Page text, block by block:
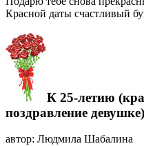
Красной даты счастливый
К 25-летию
поздравление девушке)
автор: Людмила Шабалина